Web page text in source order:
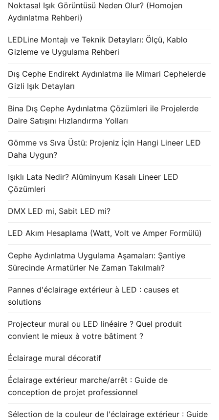
Noktasal Işık Görüntüsü Neden Olur? (Homojen
Aydınlatma Rehberi)
LEDLine Montajı ve Teknik Detayları: Ölçü, Kablo
Gizleme ve Uygulama Rehberi
Dış Cephe Endirekt Aydınlatma ile Mimari Cephelerde
Gizli Işık Detayları
Bina Dış Cephe Aydınlatma Çözümleri ile Projelerde
Daire Satışını Hızlandırma Yolları
Gömme vs Sıva Üstü: Projeniz İçin Hangi Lineer LED
Daha Uygun?
Işıklı Lata Nedir? Alüminyum Kasalı Lineer LED
Çözümleri
DMX LED mi, Sabit LED mi?
LED Akım Hesaplama (Watt, Volt ve Amper Formülü)
Cephe Aydınlatma Uygulama Aşamaları: Şantiye
Sürecinde Armatürler Ne Zaman Takılmalı?
Pannes d'éclairage extérieur à LED : causes et
solutions
Projecteur mural ou LED linéaire ? Quel produit
convient le mieux à votre bâtiment ?
Éclairage mural décoratif
Éclairage extérieur marche/arrêt : Guide de
conception de projet professionnel
Sélection de la couleur de l'éclairage extérieur : Guide